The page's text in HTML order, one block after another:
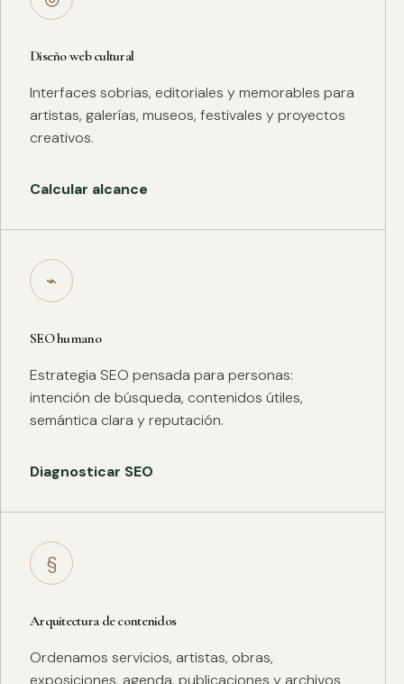
Diseño web cultural
Interfaces sobrias, editoriales y memorables para
artistas, galerías, museos, festivales y proyectos
creativos.
Calcular alcance
⌁
SEO humano
Estrategia SEO pensada para personas:
intención de búsqueda, contenidos útiles,
semántica clara y reputación.
Diagnosticar SEO
§
Arquitectura de contenidos
Ordenamos servicios, artistas, obras,